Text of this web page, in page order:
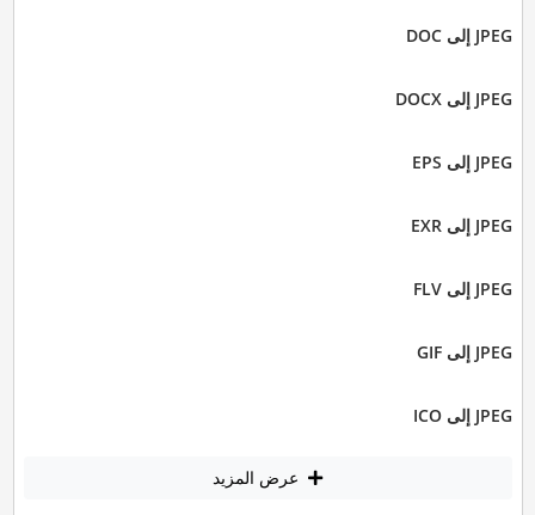
JPEG إلى DOC
JPEG إلى DOCX
JPEG إلى EPS
JPEG إلى EXR
JPEG إلى FLV
JPEG إلى GIF
JPEG إلى ICO
عرض المزيد